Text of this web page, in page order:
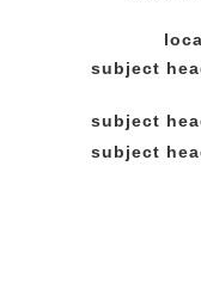
subject
subject
subject